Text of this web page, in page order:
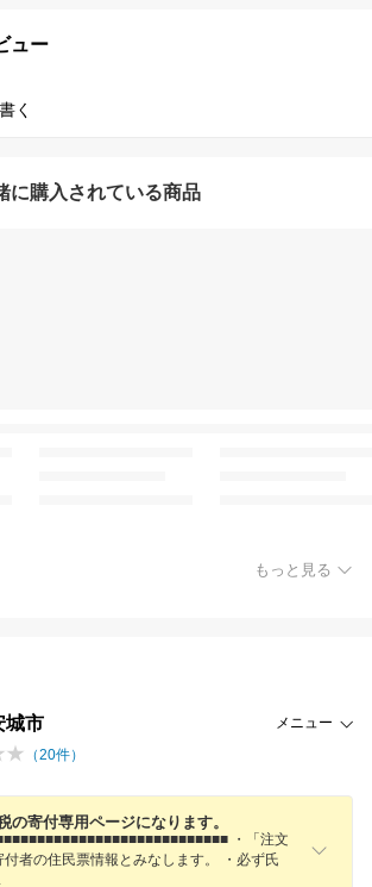
ュー
く
に購入されている商品
もっと見る
城市
メニュー
（20件）
の寄付専用ページになります。
・「注文
付者の住民票情報とみなします。 ・必ず氏